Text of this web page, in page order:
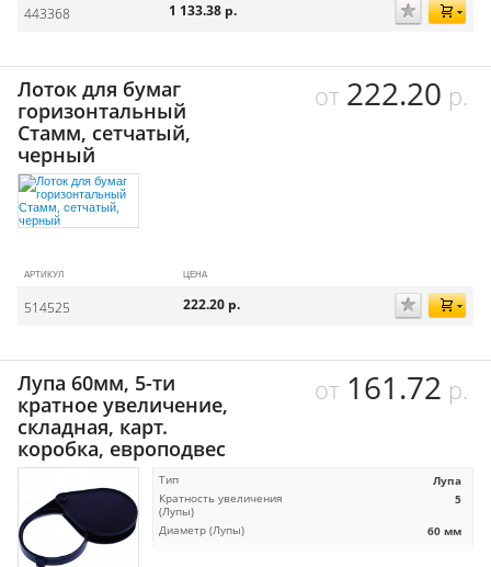
443368 1 133.38 р.
Лоток для бумаг
горизонтальный
Стамм, сетчатый,
черный
от 222.20 р.
АРТИКУЛ ЦЕНА
514525 222.20 р.
Лупа 60мм, 5-ти
кратное увеличение,
складная, карт.
коробка, европодвес
от 161.72 р.
Тип Лупа
Кратность увеличения
(Лупы)
5
Диаметр (Лупы) 60 мм